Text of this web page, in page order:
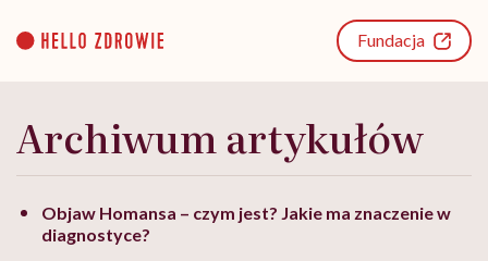
content
Fundacja
Archiwum artykułów
Objaw Homansa – czym jest? Jakie ma znaczenie w
diagnostyce?